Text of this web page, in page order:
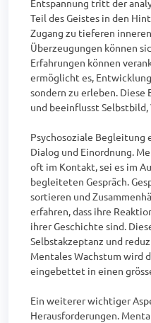
Entspannung tritt der
Teil des Geistes in den
Zugang zu tieferen
Überzeugungen können
Erfahrungen können
ermöglicht es,
sondern zu erleben.
und beeinflusst
Psychosoziale Begleitung
Dialog und Einordnung.
oft im Kontakt, sei es im
begleiteten Gespräch.
sortieren und
erfahren, dass ihre
ihrer Geschichte sind.
Selbstakzeptanz und
Mentales Wachstum wird
eingebettet in einen
Ein weiterer wichtiger
Herausforderungen.